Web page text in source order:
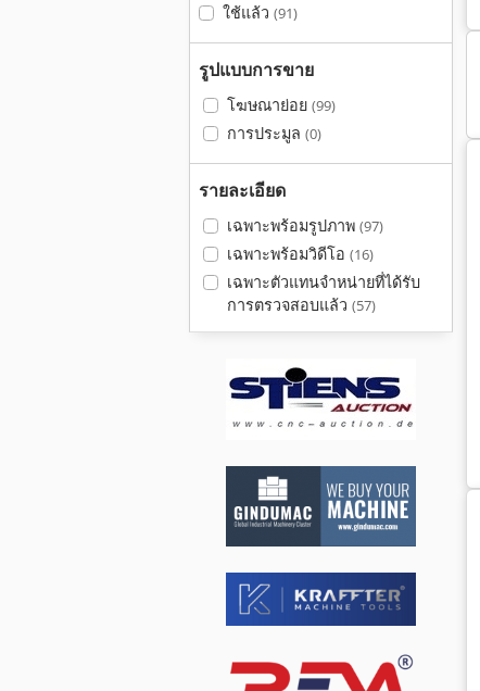
ใช้แล้ว (91)
รูปแบบการขาย
โฆษณาย่อย (99)
การประมูล (0)
รายละเอียด
เฉพาะพร้อมรูปภาพ (97)
เฉพาะพร้อมวิดีโอ (16)
เฉพาะตัวแทนจำหน่ายที่ได้รับ
การตรวจสอบแล้ว (57)
Mori Seiki